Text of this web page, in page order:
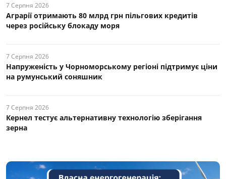
7 Серпня 2026
Аграрії отримають 80 млрд грн пільгових кредитів
через російську блокаду моря
7 Серпня 2026
Напруженість у Чорноморському регіоні підтримує ціни
на румунський соняшник
7 Серпня 2026
Кернел тестує альтернативну технологію зберігання
зерна